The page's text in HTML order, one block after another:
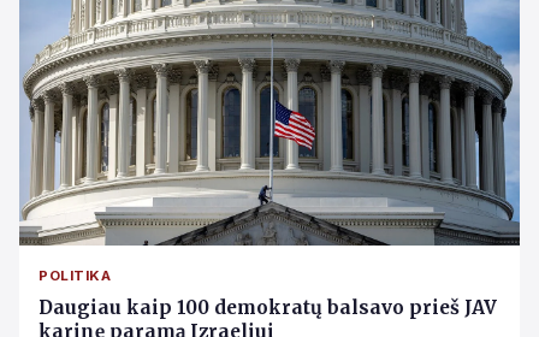
POLITIKA
Daugiau kaip 100 demokratų balsavo prieš JAV
karinę paramą Izraeliui